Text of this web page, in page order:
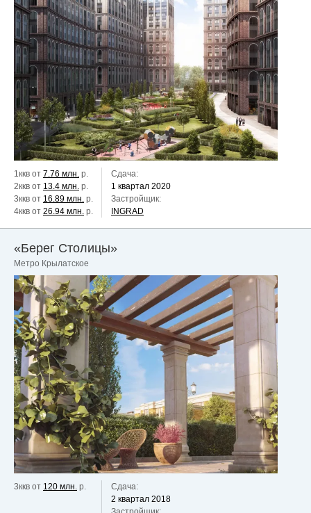
1ккв от 7.76 млн. р.
2ккв от 13.4 млн. р.
3ккв от 16.89 млн. р.
4ккв от 26.94 млн. р.
Сдача:
1 квартал 2020
Застройщик:
INGRAD
«Берег Столицы»
Метро Крылатское
3ккв от 120 млн. р.
Сдача:
2 квартал 2018